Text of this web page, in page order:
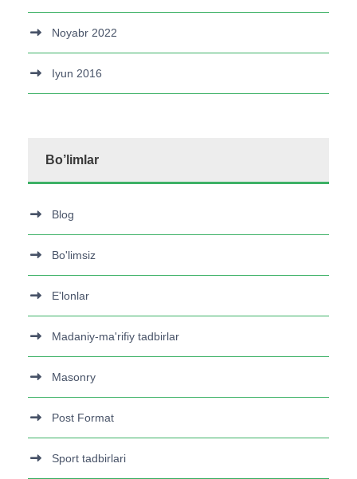
Noyabr 2022
Iyun 2016
Bo’limlar
Blog
Bo'limsiz
E'lonlar
Madaniy-ma'rifiy tadbirlar
Masonry
Post Format
Sport tadbirlari